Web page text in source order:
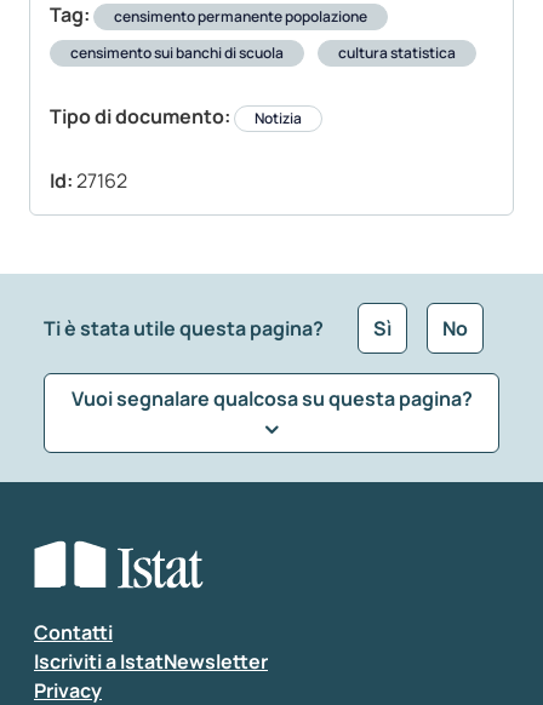
Tag:
censimento permanente popolazione
censimento sui banchi di scuola
cultura statistica
Tipo di documento: Notizia
Id:27162
Ti è stata utile questa pagina? Sì No
Vuoi segnalare qualcosa su questa pagina?
Seleziona la tipologia della segnalazione
Inserisci il tuo commento
Contatti
Iscriviti a IstatNewsletter
Privacy